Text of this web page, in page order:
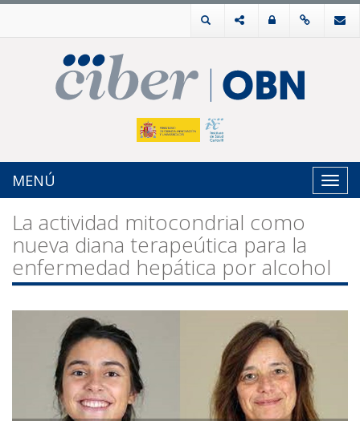
MENÚ
La actividad mitocondrial como
nueva diana terapeútica para la
enfermedad hepática por alcohol